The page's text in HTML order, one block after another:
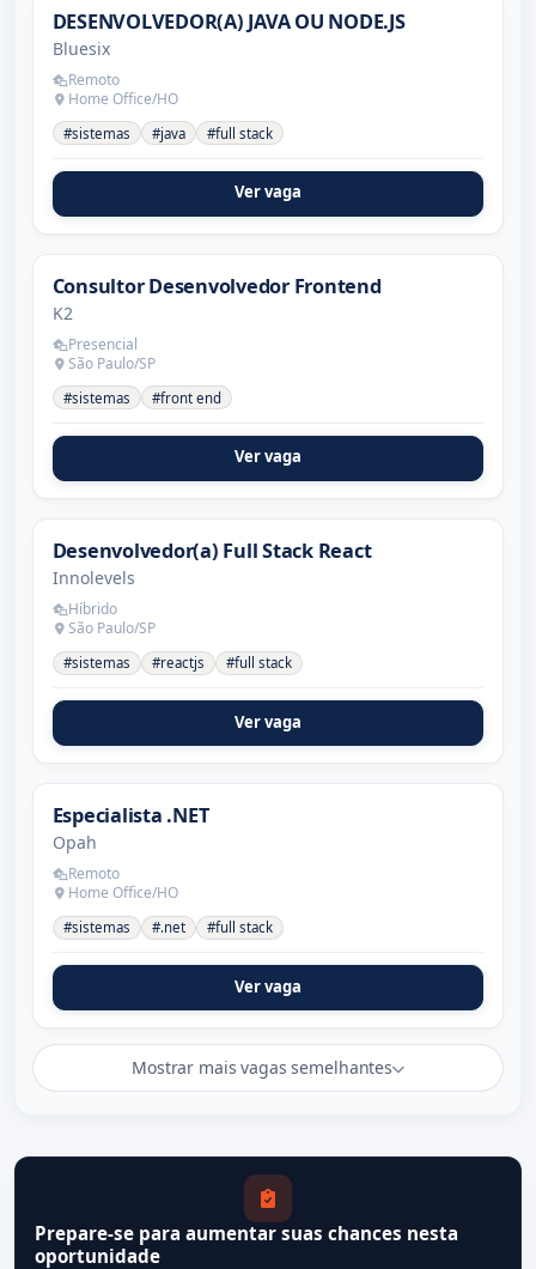
DESENVOLVEDOR(A) JAVA OU NODE.JS
Bluesix
Remoto
Home Office/HO
#sistemas #java #full stack
Ver vaga
Consultor Desenvolvedor Frontend
K2
Presencial
São Paulo/SP
#sistemas #front end
Ver vaga
Desenvolvedor(a) Full Stack React
Innolevels
Híbrido
São Paulo/SP
#sistemas #reactjs #full stack
Ver vaga
Especialista .NET
Opah
Remoto
Home Office/HO
#sistemas #.net #full stack
Ver vaga
Mostrar mais vagas semelhantes
Prepare-se para aumentar suas chances nesta
oportunidade